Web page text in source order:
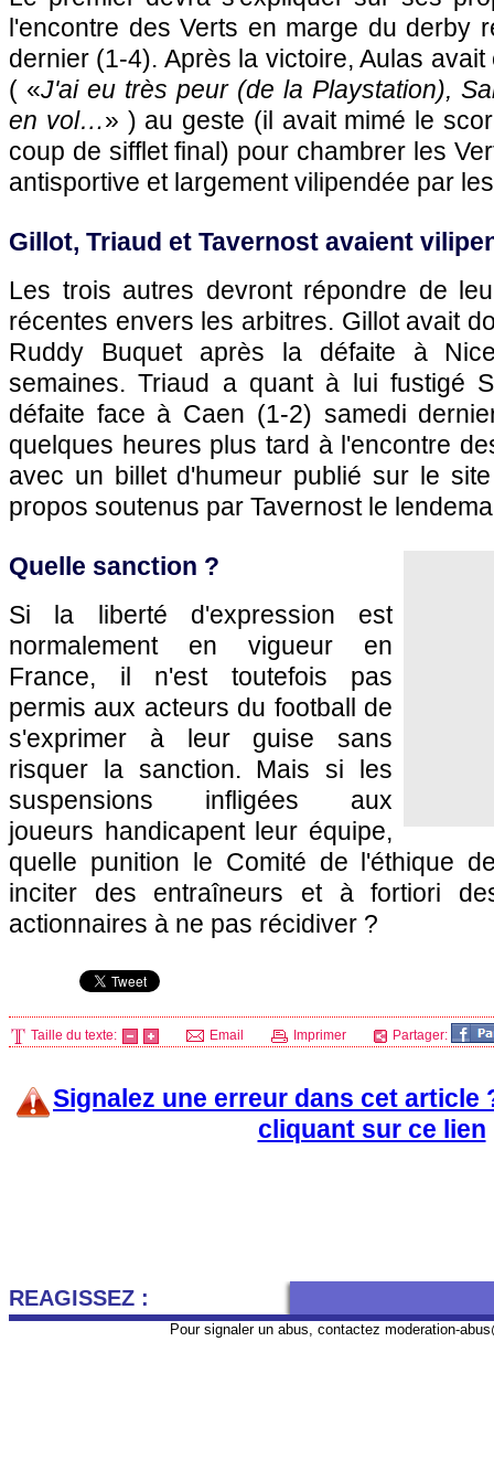
l'encontre des Verts en marge du derby
dernier (1-4). Après la victoire, Aulas
( «J'ai eu très peur (de la Playstation),
en vol…» ) au geste (il avait mimé le
coup de sifflet final) pour chambrer les
antisportive et largement vilipendée par
Gillot, Triaud et Tavernost avaient
Les trois autres devront répondre de
récentes envers les arbitres. Gillot avait
Ruddy Buquet après la défaite à
semaines. Triaud a quant à lui fustigé
défaite face à Caen (1-2) samedi
quelques heures plus tard à l'encontre
avec un billet d'humeur publié sur le
propos soutenus par Tavernost le
Quelle sanction ?
Si la liberté d'expression est
normalement en vigueur en
France, il n'est toutefois pas
permis aux acteurs du football de
s'exprimer à leur guise sans
risquer la sanction. Mais si les
suspensions infligées aux
joueurs handicapent leur équipe,
quelle punition le Comité de l'éthique
inciter des entraîneurs et à fortiori
actionnaires à ne pas récidiver ?
Taille du texte: Email Imprimer Partager:
Signalez une erreur dans cet article
cliquant sur ce lien
REAGISSEZ :
Pour signaler un abus, contactez moderation-